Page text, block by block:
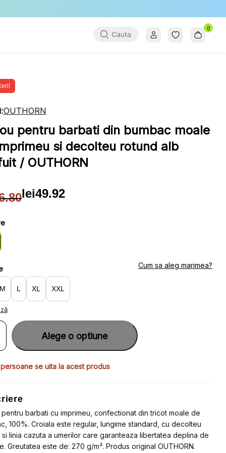
0
OUTHORN
pentru barbati din bumbac moale
si decolteu rotund alb
/ OUTHORN
lei49.92
XL XXL
M L
Cum sa aleg marimea?
Alege o optiune
se uita la acest produs
pentru barbati cu imprimeu, confectionat din tricot moale de
100%. Croiala este regular, lungime standard, cu decolteu
linia cazuta a umerilor care garanteaza libertatea deplina de
Greutatea este de: 270 g/m². Produs original OUTHORN.